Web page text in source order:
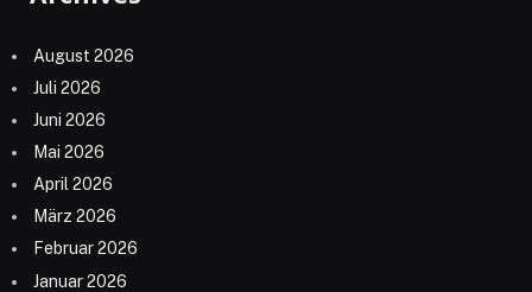
August 2026
Juli 2026
Juni 2026
Mai 2026
April 2026
März 2026
Februar 2026
Januar 2026